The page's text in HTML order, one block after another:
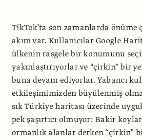
TikTok’ta son zamanlarda önüme
akım var. Kullanıcılar Google
ülkenin rasgele bir konumunu
yakınlaştırıyorlar ve “çirkin” bir
buna devam ediyorlar. Yabancı
etkileşimimizden büyülenmiş
sık Türkiye haritası üzerinde
pek şaşırtıcı olmuyor: Bakir
ormanlık alanlar derken “çirkin”